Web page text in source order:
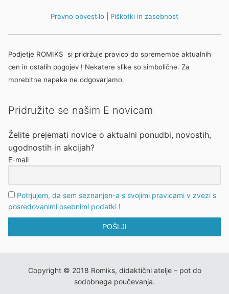
Pravno obvestilo Piškotki in zasebnost
Podjetje ROMIKS si pridržuje pravico do spremembe aktualnih
cen in ostalih pogojev ! Nekatere slike so simbolične. Za
morebitne napake ne odgovarjamo.
Pridružite se našim E novicam
Želite prejemati novice o aktualni ponudbi, novostih,
ugodnostih in akcijah?
E-mail
Potrjujem, da sem seznanjen-a s svojimi pravicami v zvezi s
posredovanimi osebnimi podatki !
Copyright © 2018 Romiks, didaktični atelje – pot do
sodobnega poučevanja.